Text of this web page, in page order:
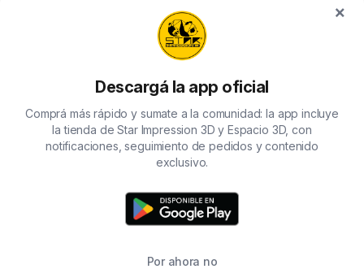
×
Descargá la app oficial
Comprá más rápido y sumate a la comunidad: la app incluye
la tienda de Star Impression 3D y Espacio 3D, con
notificaciones, seguimiento de pedidos y contenido
exclusivo.
Por ahora no